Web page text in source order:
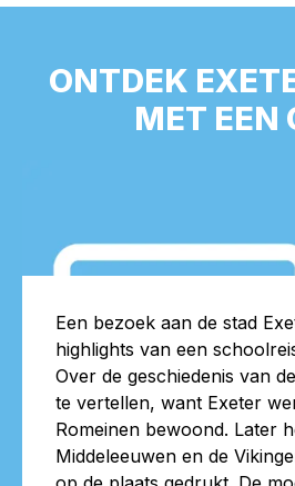
ONTDEK
MET EEN
Een bezoek aan de stad
highlights van een
Over de geschiedenis van
te vertellen, want Exeter
Romeinen bewoond. Later
Middeleeuwen en de